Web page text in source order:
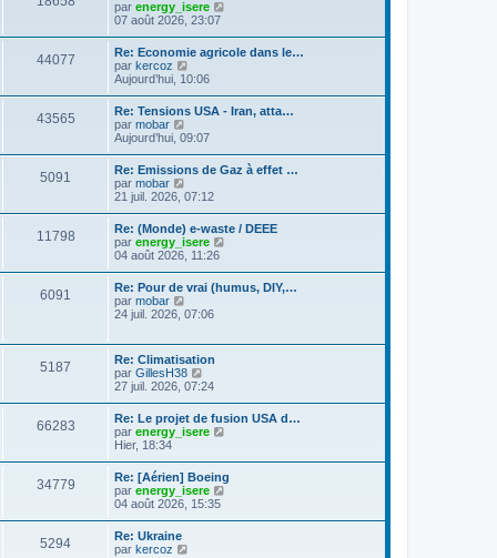
g
e
s
a
n
e
r
m
e
s
s
a
e
l
t
e
r
l
e
d
e
r
n
i
e
r
e
s
s
a
g
e
par energy_isere
u
e
r
d
e
r
e
r
s
s
07 août 2026, 23:07
44077
Re: Economie agricole dans le…
par kercoz
o
s
u
l
t
e
r
e
d
e
r
n
e
r
e
s
a
g
e
Aujourd’hui, 10:06
43565
Re: Tensions USA - Iran, atta…
par mobar
o
u
l
t
e
r
l
e
d
e
r
n
i
r
m
e
s
s
a
g
Aujourd’hui, 09:07
5091
Re: Emissions de Gaz à effet …
par mobar
o
u
l
t
e
r
e
e
r
n
i
e
r
m
e
s
a
g
e
21 juil. 2026, 07:12
11798
Re: (Monde) e-waste / DEEE
par energy_isere
u
r
e
r
n
r
m
s
04 août 2026, 11:26
6091
Re: Pour de vrai (humus, DIY,…
par mobar
o
l
t
e
r
l
e
e
r
n
i
e
r
e
24 juil. 2026, 07:06
5187
Re: Climatisation
par GillesH38
o
u
l
e
r
l
e
d
27 juil. 2026, 07:24
66283
Re: Le projet de fusion USA d…
par energy_isere
u
e
Hier, 18:34
34779
Re: [Aérien] Boeing
par energy_isere
04 août 2026, 15:35
5294
Re: Ukraine
par kercoz